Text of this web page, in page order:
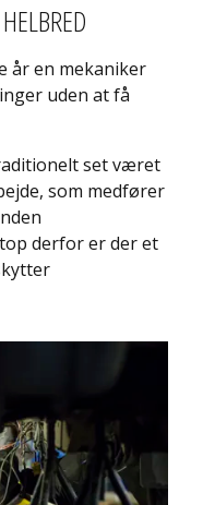
år en mekaniker
uden at få
set været
som medfører
derfor er der et